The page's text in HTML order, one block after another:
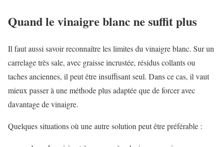
Quand le vinaigre blanc ne suffit plus
Il faut aussi savoir reconnaître les limites du vinaigre blanc. Sur un
carrelage très sale, avec graisse incrustée, résidus collants ou
taches anciennes, il peut être insuffisant seul. Dans ce cas, il vaut
mieux passer à une méthode plus adaptée que de forcer avec
davantage de vinaigre.
Quelques situations où une autre solution peut être préférable :